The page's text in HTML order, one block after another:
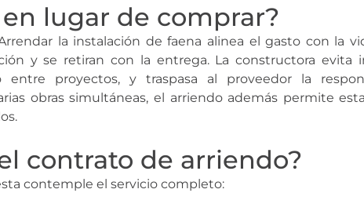
lugar de comprar?
la instalación de faena alinea el gasto con la
y se retiran con la entrega. La constructora evita
entre proyectos, y traspasa al proveedor la
obras simultáneas, el arriendo además permite
contrato de arriendo?
contemple el servicio completo: